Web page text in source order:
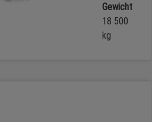
Gewicht
18 500
kg